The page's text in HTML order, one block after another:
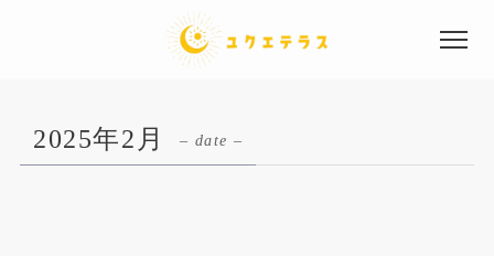
2025年2月 – date –